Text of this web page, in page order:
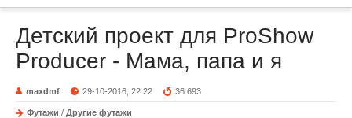
Детский проект для ProShow
Producer - Мама, папа и я
maxdmf 29-10-2016, 22:22 36 693
Футажи / Другие футажи